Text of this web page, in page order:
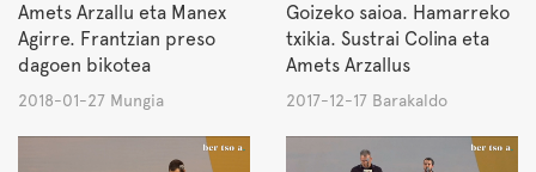
Amets Arzallu eta Manex
Agirre. Frantzian preso
dagoen bikotea
2018-01-27 Mungia
Goizeko saioa. Hamarreko
txikia. Sustrai Colina eta
Amets Arzallus
2017-12-17 Barakaldo